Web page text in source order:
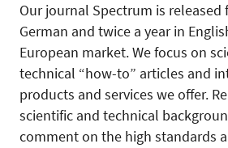
Our journal Spectrum is released
German and twice a year in
European market. We focus on
technical “how-to” articles and
products and services we offer.
scientific and technical
comment on the high standards